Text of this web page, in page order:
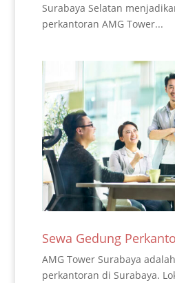
Surabaya Selatan
perkantoran AMG Tower...
Sewa Gedung
AMG Tower Surabaya
perkantoran di Surabaya.